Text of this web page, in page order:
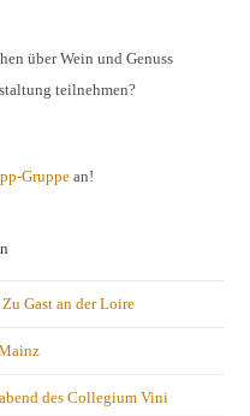
über Wein und Genuss
teilnehmen?
Gruppean!
Gast an der Loire
des Collegium Vini